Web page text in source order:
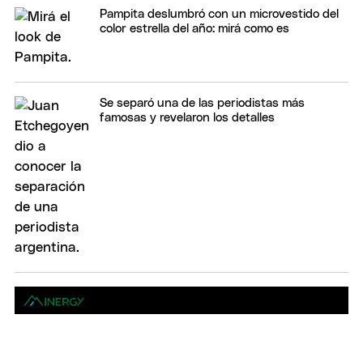
Pampita deslumbró con un microvestido del
color estrella del año: mirá como es
Se separó una de las periodistas más
famosas y revelaron los detalles